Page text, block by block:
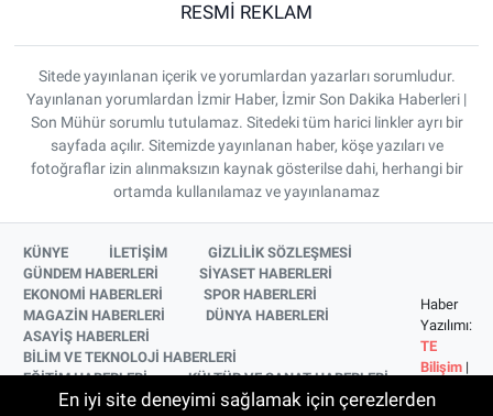
RESMİ REKLAM
Sitede yayınlanan içerik ve yorumlardan yazarları sorumludur.
Yayınlanan yorumlardan İzmir Haber, İzmir Son Dakika Haberleri |
Son Mühür sorumlu tutulamaz. Sitedeki tüm harici linkler ayrı bir
sayfada açılır. Sitemizde yayınlanan haber, köşe yazıları ve
fotoğraflar izin alınmaksızın kaynak gösterilse dahi, herhangi bir
ortamda kullanılamaz ve yayınlanamaz
KÜNYE İLETİŞİM
GİZLİLİK SÖZLEŞMESİ
GÜNDEM HABERLERİ
SİYASET HABERLERİ
EKONOMİ HABERLERİ
SPOR HABERLERİ
MAGAZİN HABERLERİ
DÜNYA HABERLERİ
ASAYİŞ HABERLERİ
BİLİM VE TEKNOLOJİ HABERLERİ
EĞİTİM HABERLERİ
KÜLTÜR VE SANAT HABERLERİ
SAĞLIK HABERLERİ
YAŞAM HABERLERİ
Haber
Yazılımı:
TE
Bilişim |
© 2026
En iyi site deneyimi sağlamak için çerezlerden